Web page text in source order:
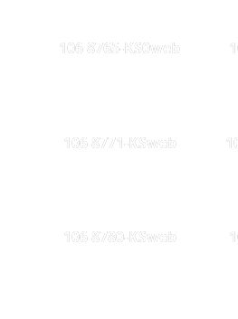
106 8765-KS0web
106 8771-KSweb
106 8780-KSweb